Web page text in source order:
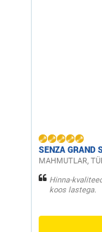
SENZA GRAND
MAHMUTLAR,
Hinna-
koos lastega.